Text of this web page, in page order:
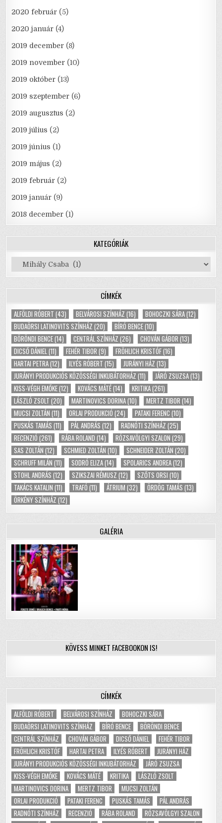
2020 február (5)
2020 január (4)
2019 december (8)
2019 november (10)
2019 október (13)
2019 szeptember (6)
2019 augusztus (2)
2019 július (2)
2019 június (1)
2019 május (2)
2019 február (2)
2019 január (9)
2018 december (1)
KATEGÓRIÁK
Kategóriák
CÍMKÉK
ALFÖLDI RÓBERT (43) BELVÁROSI SZÍNHÁZ (16) BOHOCZKI SÁRA(12)
BUDAÖRSI LATINOVITS SZÍNHÁZ (20) BÍRÓ BENCE(10)
BÖRÖNDI BENCE(14) CENTRÁL SZÍNHÁZ (26) CHOVÁN GÁBOR (13)
DICSŐ DÁNIEL(11) FEHÉR TIBOR (9) FRÖHLICH KRISTÓF(16)
HARTAI PETRA(12) ILYÉS RÓBERT (15) JURÁNYI HÁZ (13)
JURÁNYI PRODUKCIÓS KÖZÖSSÉGI INKUBÁTORHÁZ (11) JÁRÓ ZSUZSA(13)
KISS-VÉGH EMŐKE(12) KOVÁCS MÁTÉ(14) KRITIKA(261)
LÁSZLÓ ZSOLT (20) MARTINOVICS DORINA(10) MERTZ TIBOR (14)
MUCSI ZOLTÁN (11) ORLAI PRODUKCIÓ (24) PATAKI FERENC (10)
PUSKÁS TAMÁS (11) PÁL ANDRÁS (12) RADNÓTI SZÍNHÁZ (25)
RECENZIÓ (261) RÁBA ROLAND (14) RÓZSAVÖLGYI SZALON (29)
SAS ZOLTÁN (12) SCHMIED ZOLTÁN (10) SCHNEIDER ZOLTÁN (20)
SCHRUFF MILÁN (11) SODRÓ ELIZA(14) SPOLARICS ANDREA(12)
STOHL ANDRÁS (12) SZIKSZAI RÉMUSZ (12) SZŐTS ORSI (10)
TAKÁCS KATALIN (11) TRAFÓ (11) ÁTRIUM (32) ÖRDÖG TAMÁS (13)
ÖRKÉNY SZÍNHÁZ (12)
GALÉRIA
KÖVESS MINKET FACEBOOKON IS!
CÍMKÉK
ALFÖLDI RÓBERT BELVÁROSI SZÍNHÁZ
BOHOCZKI SÁRA
BUDAÖRSI LATINOVITS SZÍNHÁZ
BÍRÓ BENCE
BÖRÖNDI BENCE
CENTRÁL SZÍNHÁZ
CHOVÁN GÁBOR DICSŐ DÁNIEL
FEHÉR TIBOR
FRÖHLICH KRISTÓF
HARTAI PETRA ILYÉS RÓBERT
JURÁNYI HÁZ
JURÁNYI PRODUKCIÓS KÖZÖSSÉGI INKUBÁTORHÁZ
JÁRÓ ZSUZSA
KISS-VÉGH EMŐKE
KOVÁCS MÁTÉ KRITIKA
LÁSZLÓ ZSOLT
MARTINOVICS DORINA
MERTZ TIBOR
MUCSI ZOLTÁN
ORLAI PRODUKCIÓ
PATAKI FERENC PUSKÁS TAMÁS
PÁL ANDRÁS
RADNÓTI SZÍNHÁZ
RECENZIÓ RÁBA ROLAND
RÓZSAVÖLGYI SZALON